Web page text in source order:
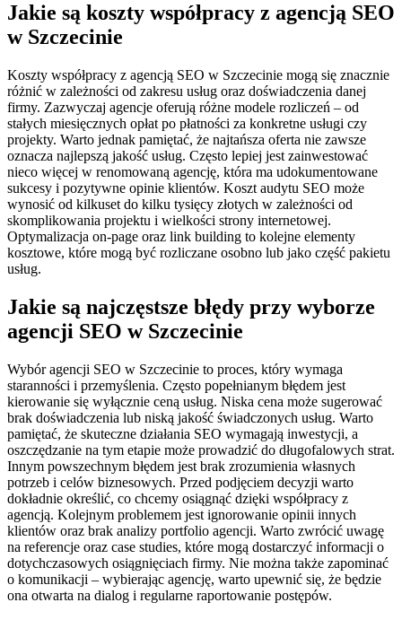
Jakie są koszty współpracy z agencją SEO
w Szczecinie
Koszty współpracy z agencją SEO w Szczecinie mogą się znacznie
różnić w zależności od zakresu usług oraz doświadczenia danej
firmy. Zazwyczaj agencje oferują różne modele rozliczeń – od
stałych miesięcznych opłat po płatności za konkretne usługi czy
projekty. Warto jednak pamiętać, że najtańsza oferta nie zawsze
oznacza najlepszą jakość usług. Często lepiej jest zainwestować
nieco więcej w renomowaną agencję, która ma udokumentowane
sukcesy i pozytywne opinie klientów. Koszt audytu SEO może
wynosić od kilkuset do kilku tysięcy złotych w zależności od
skomplikowania projektu i wielkości strony internetowej.
Optymalizacja on-page oraz link building to kolejne elementy
kosztowe, które mogą być rozliczane osobno lub jako część pakietu
usług.
Jakie są najczęstsze błędy przy wyborze
agencji SEO w Szczecinie
Wybór agencji SEO w Szczecinie to proces, który wymaga
staranności i przemyślenia. Często popełnianym błędem jest
kierowanie się wyłącznie ceną usług. Niska cena może sugerować
brak doświadczenia lub niską jakość świadczonych usług. Warto
pamiętać, że skuteczne działania SEO wymagają inwestycji, a
oszczędzanie na tym etapie może prowadzić do długofalowych strat.
Innym powszechnym błędem jest brak zrozumienia własnych
potrzeb i celów biznesowych. Przed podjęciem decyzji warto
dokładnie określić, co chcemy osiągnąć dzięki współpracy z
agencją. Kolejnym problemem jest ignorowanie opinii innych
klientów oraz brak analizy portfolio agencji. Warto zwrócić uwagę
na referencje oraz case studies, które mogą dostarczyć informacji o
dotychczasowych osiągnięciach firmy. Nie można także zapominać
o komunikacji – wybierając agencję, warto upewnić się, że będzie
ona otwarta na dialog i regularne raportowanie postępów.